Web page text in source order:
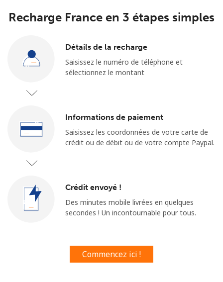
Aucun mot de passe créé
Une lettre majuscule et une lettre minuscule
Un caractère spécial
Restez en contact pour obtenir nos meilleures offres.
Recharge France en 3 étapes simples
Détails de la recharge
Saisissez le numéro de téléphone et
sélectionnez le montant
Informations de paiement
Saisissez les coordonnées de votre carte de
crédit ou de débit ou de votre compte Paypal.
Crédit envoyé !
Des minutes mobile livrées en quelques
secondes ! Un incontournable pour tous.
Commencez ici !